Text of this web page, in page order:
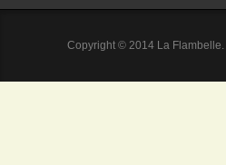
Copyright © 2014 La Flambelle.